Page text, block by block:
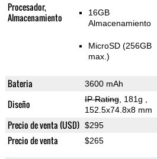
Procesador,
Almacenamiento
16GB
Almacenamiento
MicroSD (256GB
max.)
Bateria 3600 mAh
Diseño IP Rating, 181g
152.5x74.8x8 mm
Precio de venta (USD) $295
Precio de venta $265